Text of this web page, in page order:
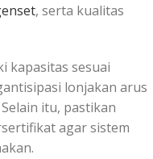
, serta kualitas
kapasitas sesuai
lonjakan arus
itu, pastikan
agar sistem